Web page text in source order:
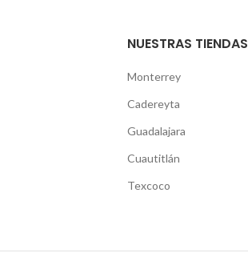
NUESTRAS TIENDAS
Monterrey
Cadereyta
Guadalajara
Cuautitlán
Texcoco